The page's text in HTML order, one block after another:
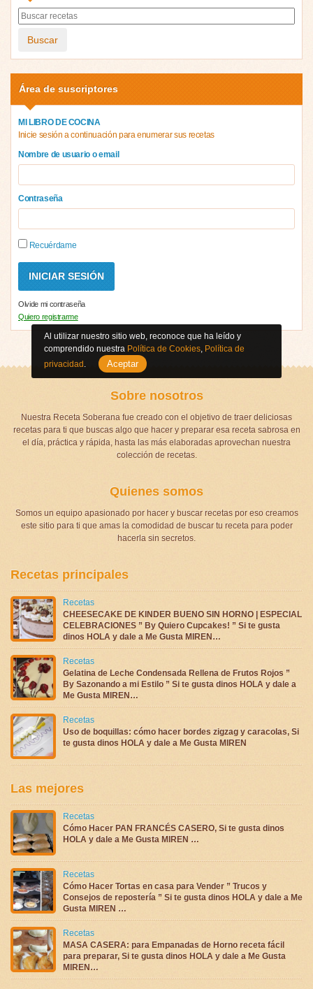
Buscar
Área de suscriptores
MI LIBRO DE COCINA
Inicie sesión a continuación para enumerar sus recetas
Nombre de usuario o email
Contraseña
Recuérdame
Olvide mi contraseña
Quiero registrarme
Sobre nosotros
Nuestra Receta Soberana fue creado con el objetivo de traer deliciosas
recetas para ti que buscas algo que hacer y preparar esa receta sabrosa en
el día, práctica y rápida, hasta las más elaboradas aprovechan nuestra
colección de recetas.
Quienes somos
Somos un equipo apasionado por hacer y buscar recetas por eso creamos
este sitio para ti que amas la comodidad de buscar tu receta para poder
hacerla sin secretos.
Recetas principales
Recetas
CHEESECAKE DE KINDER BUENO SIN HORNO | ESPECIAL
CELEBRACIONES ” By Quiero Cupcakes! ” Si te gusta
dinos HOLA y dale a Me Gusta MIREN…
Recetas
Gelatina de Leche Condensada Rellena de Frutos Rojos ”
By Sazonando a mi Estilo ” Si te gusta dinos HOLA y dale a
Me Gusta MIREN…
Recetas
Uso de boquillas: cómo hacer bordes zigzag y caracolas, Si
te gusta dinos HOLA y dale a Me Gusta MIREN
Las mejores
Recetas
Cómo Hacer PAN FRANCÉS CASERO, Si te gusta dinos
HOLA y dale a Me Gusta MIREN …
Recetas
Cómo Hacer Tortas en casa para Vender ” Trucos y
Consejos de repostería ” Si te gusta dinos HOLA y dale a Me
Gusta MIREN …
Recetas
MASA CASERA: para Empanadas de Horno receta fácil
para preparar, Si te gusta dinos HOLA y dale a Me Gusta
MIREN…
Al utilizar nuestro sitio web, reconoce que ha leído y
comprendido nuestra Política de Cookies Política de
privacidad
Aceptar